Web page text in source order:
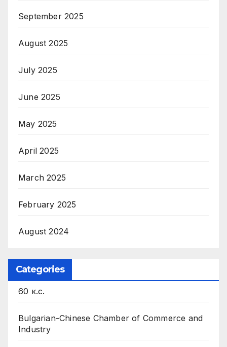
September 2025
August 2025
July 2025
June 2025
May 2025
April 2025
March 2025
February 2025
August 2024
Categories
60 к.с.
Bulgarian-Chinese Chamber of Commerce and
Industry